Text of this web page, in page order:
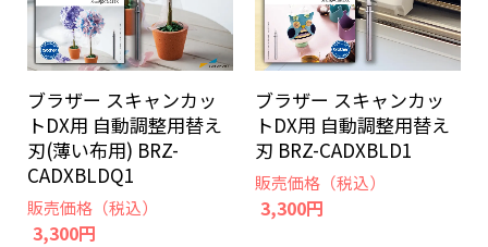
ブラザー スキャンカッ
トDX用 自動調整用替え
刃(薄い布用) BRZ-
CADXBLDQ1
販売価格（税込）
3,300円
ブラザー スキャンカッ
トDX用 自動調整用替え
刃 BRZ-CADXBLD1
販売価格（税込）
3,300円